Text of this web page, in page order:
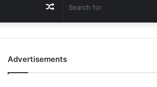
Random
Article
Advertisements